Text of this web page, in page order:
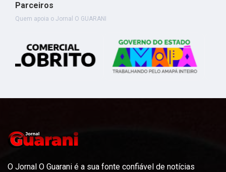
Parceiros
Quem apoia o Jornal O GUARANI
O Jornal O Guarani é a sua fonte confiável de notícias